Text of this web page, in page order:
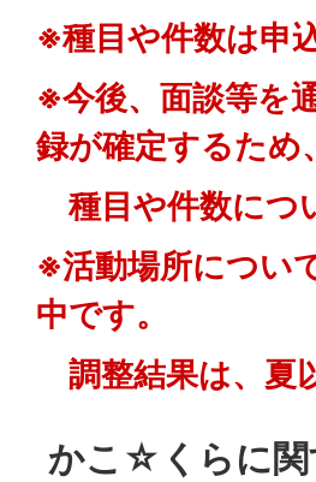
※種目や件数は申
※今後、面談等を
録が確定するため、
種目や件数につ
※活動場所につい
中です。
調整結果は、夏
かこ☆くらに関